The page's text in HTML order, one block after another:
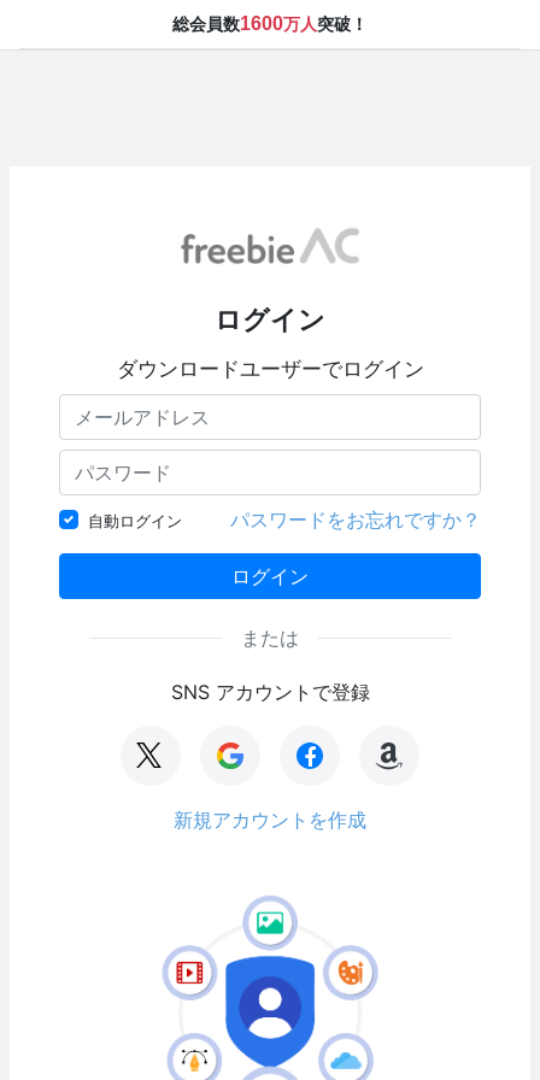
総会員数1600万人突破！
ログイン
ダウンロードユーザーでログイン
自動ログイン パスワードをお忘れですか？
ログイン
または
SNS アカウントで登録
新規アカウントを作成